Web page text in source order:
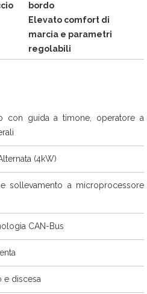
bordo
Elevato comfort di
marcia e parametri
regolabili
con guida a timone, operatore a
(4kW)
sollevamento a microprocessore
CAN-Bus
e discesa